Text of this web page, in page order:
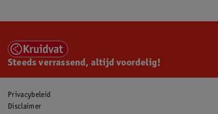
Steeds verrassend, altijd voordelig!
Privacybeleid
Disclaimer